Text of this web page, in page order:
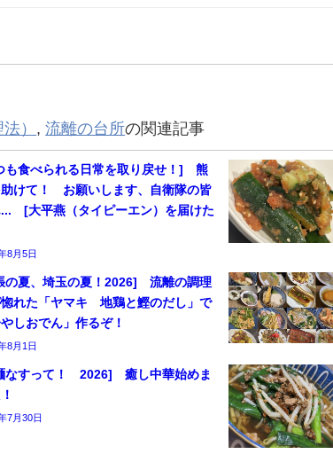
） ,流離の台所の関連記事
も食べられる日常を取り戻せ！] 熊
けて！ お願いします、自衛隊の皆
... [大平燕（タイピーエン）を届けた
8月5日
の夏、埼玉の夏！2026] 流離の調理
れた「ヤマキ 地鶏と鰹のだし」で
やしおでん」作るぞ！
8月1日
なすって！ 2026] 癒し中華始めま
7月30日